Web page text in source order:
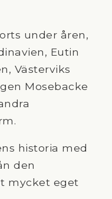
under åren,
Eutin
Västerviks
Mosebacke
historia med
den
mycket eget